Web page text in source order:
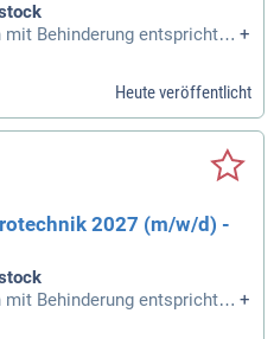
Behinderung entspricht u
begrüßen daher deren Be
+
Heute veröffentlicht
2027 (m/w/d) -
Behinderung entspricht u
begrüßen daher deren Be
+